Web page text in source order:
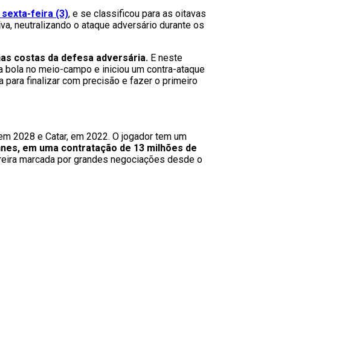
sexta-feira (3), e se classificou para as oitavas
neutralizando o ataque adversário durante os
costas da defesa adversária. E neste
bola no meio-campo e iniciou um contra-ataque
para finalizar com precisão e fazer o primeiro
2028 e Catar, em 2022. O jogador tem um
em uma contratação de 13 milhões de
marcada por grandes negociações desde o